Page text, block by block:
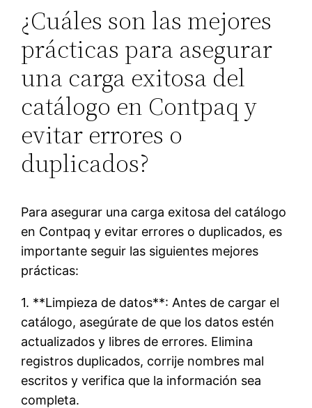
¿Cuáles son las mejores
prácticas para asegurar
una carga exitosa del
catálogo en Contpaq y
evitar errores o
duplicados?
Para asegurar una carga exitosa del catálogo
en Contpaq y evitar errores o duplicados, es
importante seguir las siguientes mejores
prácticas:
1. **Limpieza de datos**: Antes de cargar el
catálogo, asegúrate de que los datos estén
actualizados y libres de errores. Elimina
registros duplicados, corrije nombres mal
escritos y verifica que la información sea
completa.